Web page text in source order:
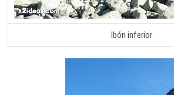
Ibón inferior